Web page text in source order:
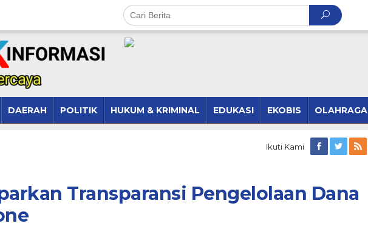
DAERAH POLITIK HUKUM & KRIMINAL EDUKASI EKOBIS OLAHRAGA
Ikuti Kami
Transparansi Pengelolaan Dana